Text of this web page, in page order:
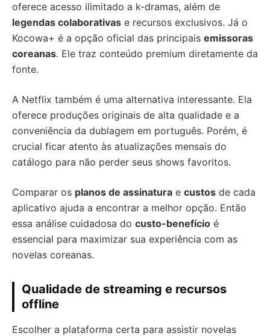
oferece acesso ilimitado a k-dramas, além de
legendas colaborativas e recursos exclusivos. Já o
Kocowa+ é a opção oficial das principais emissoras
coreanas. Ele traz conteúdo premium diretamente da
fonte.
A Netflix também é uma alternativa interessante. Ela
oferece produções originais de alta qualidade e a
conveniência da dublagem em português. Porém, é
crucial ficar atento às atualizações mensais do
catálogo para não perder seus shows favoritos.
Comparar os planos de assinatura e custos de cada
aplicativo ajuda a encontrar a melhor opção. Então
essa análise cuidadosa do custo-benefício é
essencial para maximizar sua experiência com as
novelas coreanas.
Qualidade de streaming e recursos
offline
Escolher a plataforma certa para assistir novelas